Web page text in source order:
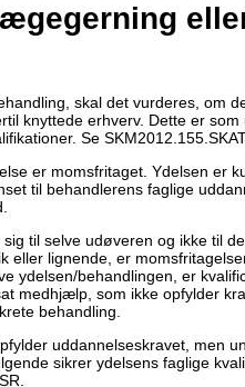
skal det vurderes, om
knyttede erhverv. Dette er som
Se
er momsfritaget. Ydelsen er
til behandlerens faglige
til selve udøveren og ikke til
eller lignende, er
ydelsen/behandlingen, er
medhjælp, som ikke opfylder
behandling.
uddannelseskravet, men
sikrer ydelsens faglige